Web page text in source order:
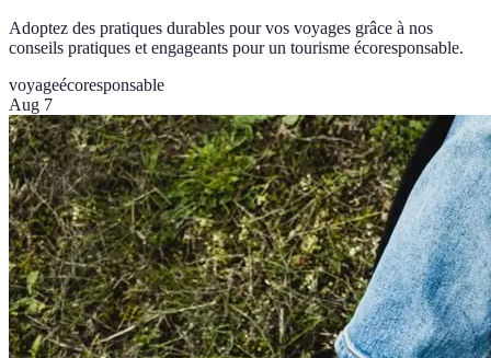
Adoptez des pratiques durables pour vos voyages grâce à nos
conseils pratiques et engageants pour un tourisme écoresponsable.
voyageécoresponsable
Aug 7